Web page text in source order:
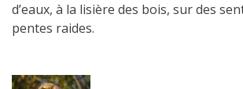
d’eaux, à la lisière des bois, sur des
pentes raides.